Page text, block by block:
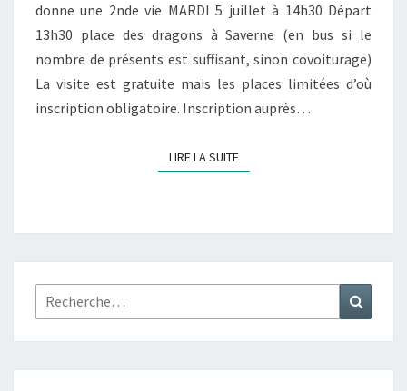
donne une 2nde vie MARDI 5 juillet à 14h30 Départ
13h30 place des dragons à Saverne (en bus si le
nombre de présents est suffisant, sinon covoiturage)
La visite est gratuite mais les places limitées d’où
inscription obligatoire. Inscription auprès…
LIRE LA SUITELIRE LA SUITE
Rechercher :